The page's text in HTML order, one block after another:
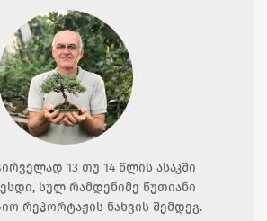
13 თუ 14 წლის ასაკში
სულ რამდენიმე წუთიანი
რეპორტაჟის ნახვის შემდეგ.